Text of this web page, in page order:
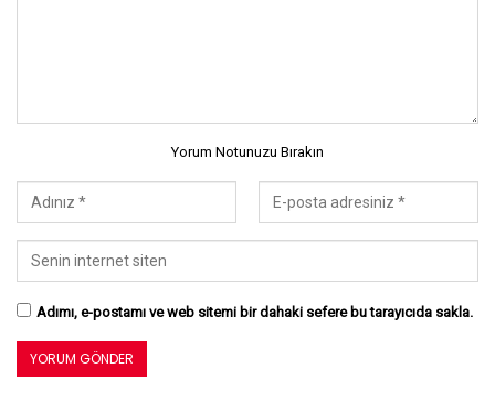
Yorum Notunuzu Bırakın
Adımı, e-postamı ve web sitemi bir dahaki sefere bu tarayıcıda sakla.